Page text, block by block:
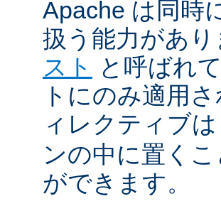
Apache は同時
扱う能力があ
スト
と呼ばれ
トにのみ適用
ィレクティブは
ンの中に置く
ができます。